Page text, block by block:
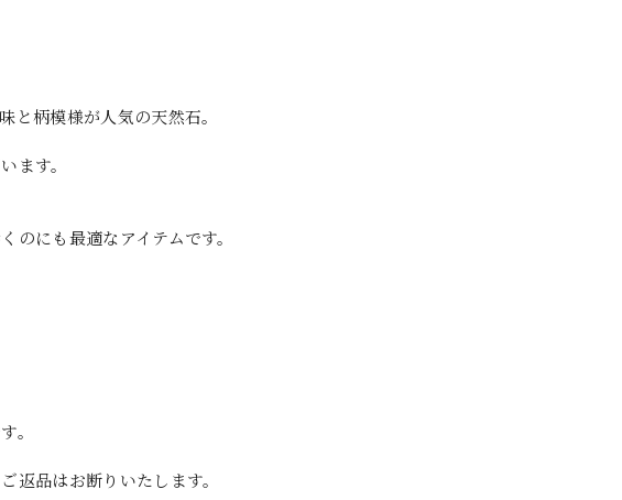
と柄模様が人気の天然石。
ます。
のにも最適なアイテムです。
。
返品はお断りいたします。